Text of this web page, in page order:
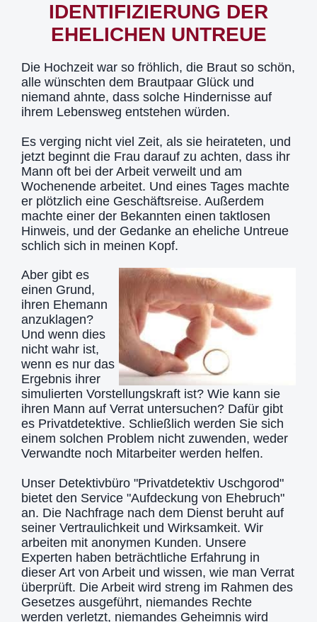
IDENTIFIZIERUNG DER
EHELICHEN UNTREUE
Die Hochzeit war so fröhlich, die Braut so schön,
alle wünschten dem Brautpaar Glück und
niemand ahnte, dass solche Hindernisse auf
ihrem Lebensweg entstehen würden.
Es verging nicht viel Zeit, als sie heirateten, und
jetzt beginnt die Frau darauf zu achten, dass ihr
Mann oft bei der Arbeit verweilt und am
Wochenende arbeitet. Und eines Tages machte
er plötzlich eine Geschäftsreise. Außerdem
machte einer der Bekannten einen taktlosen
Hinweis, und der Gedanke an eheliche Untreue
schlich sich in meinen Kopf.
Aber gibt es
einen Grund,
ihren Ehemann
anzuklagen?
Und wenn dies
nicht wahr ist,
wenn es nur das
Ergebnis ihrer
simulierten Vorstellungskraft ist? Wie kann sie
ihren Mann auf Verrat untersuchen? Dafür gibt
es Privatdetektive. Schließlich werden Sie sich
einem solchen Problem nicht zuwenden, weder
Verwandte noch Mitarbeiter werden helfen.
Unser Detektivbüro "Privatdetektiv Uschgorod"
bietet den Service "Aufdeckung von Ehebruch"
an. Die Nachfrage nach dem Dienst beruht auf
seiner Vertraulichkeit und Wirksamkeit. Wir
arbeiten mit anonymen Kunden. Unsere
Experten haben beträchtliche Erfahrung in
dieser Art von Arbeit und wissen, wie man Verrat
überprüft. Die Arbeit wird streng im Rahmen des
Gesetzes ausgeführt, niemandes Rechte
werden verletzt, niemandes Geheimnis wird